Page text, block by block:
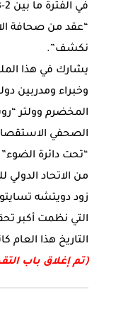
“عقد من صحافة
نكشف”.
وخبراء ومدربين
المخضرم وولتر
الصحفي
“تحت دائرة
من الاتحاد
زود دويتشه
التي نظمت أكبر
التاريخ هذا العام
(تم إغلاق باب